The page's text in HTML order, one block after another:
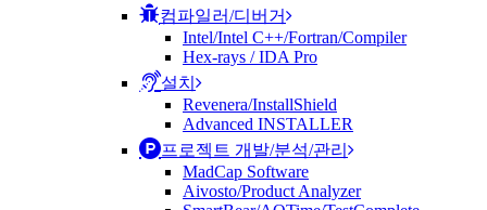
컴파일러/디버거
Intel/Intel C++/Fortran/Compiler
Hex-rays / IDA Pro
설치
Revenera/InstallShield
Advanced INSTALLER
프로젝트 개발/분석/관리
MadCap Software
Aivosto/Product Analyzer